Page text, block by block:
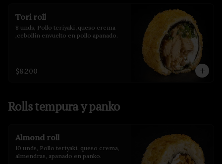
Tori roll
8 unds, Pollo teriyaki ,queso crema
,cebollín envuelto en pollo apanado.
$8.200
Rolls tempura y panko
Almond roll
10 unds, Pollo teriyaki, queso crema,
almendras, apanado en panko.